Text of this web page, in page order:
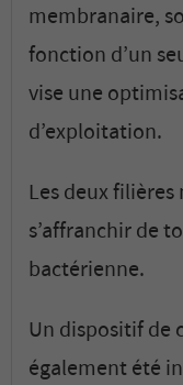
membranaire,
fonction d’un
vise une
d’exploitation.
Les deux
s’affranchir de
bactérienne.
Un dispositif de
également été